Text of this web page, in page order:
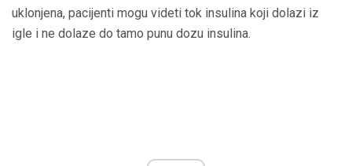
uklonjena, pacijenti mogu videti tok insulina koji dolazi iz
igle i ne dolaze do tamo punu dozu insulina.